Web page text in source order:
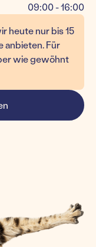
09:00 - 16:00
heute nur bis 15
anbieten. Für
wie gewöhnt